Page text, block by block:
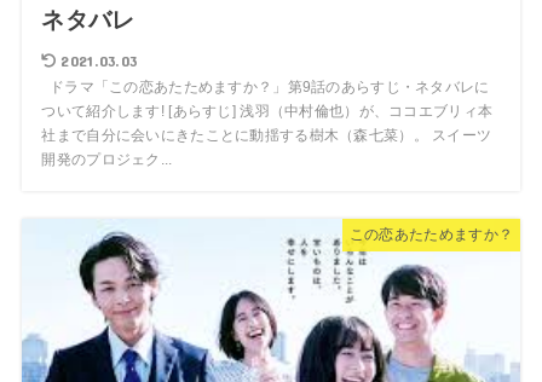
ネタバレ
2021.03.03
ドラマ「この恋あたためますか？」第9話のあらすじ・ネタバレに
ついて紹介します! [あらすじ] 浅羽（中村倫也）が、ココエブリィ本
社まで自分に会いにきたことに動揺する樹木（森七菜）。 スイーツ
開発のプロジェク...
この恋あたためますか？